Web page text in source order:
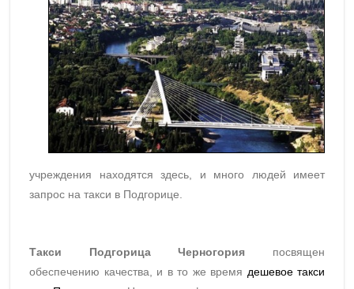
учреждения находятся здесь, и много людей имеет
запрос на такси в Подгорице.
Такси Подгорица Черногория посвящен
обеспечению качества, и в то же время дешевое такси